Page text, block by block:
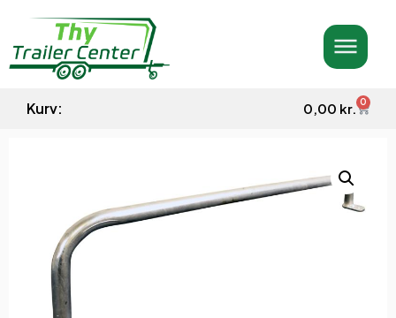
Kurv: 0,00 kr. 0